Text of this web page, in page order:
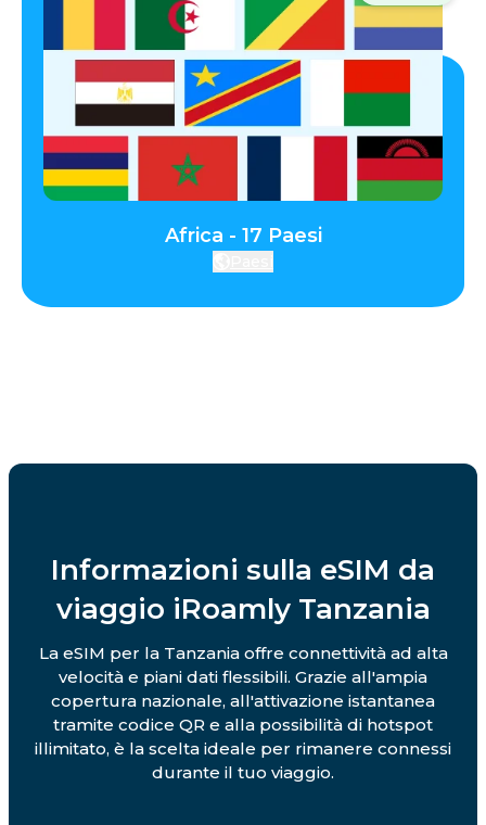
Africa - 17 Paesi
Informazioni sulla eSIM da
viaggio iRoamly Tanzania
La eSIM per la Tanzania offre connettività ad alta
velocità e piani dati flessibili. Grazie all'ampia
copertura nazionale, all'attivazione istantanea
tramite codice QR e alla possibilità di hotspot
illimitato, è la scelta ideale per rimanere connessi
durante il tuo viaggio.